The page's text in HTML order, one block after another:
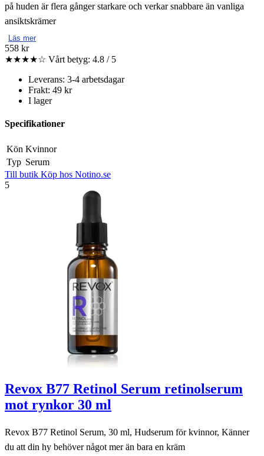
på huden är flera gånger starkare och verkar snabbare än vanliga
ansiktskrämer
Läs mer
558 kr
★★★★☆ Vårt betyg: 4.8 / 5
Leverans: 3-4 arbetsdagar
Frakt: 49 kr
I lager
Specifikationer
Kön Kvinnor
Typ Serum
Till butik Köp hos Notino.se
5
Revox B77 Retinol Serum retinolserum
mot rynkor 30 ml
Revox B77 Retinol Serum, 30 ml, Hudserum för kvinnor, Känner
du att din hy behöver något mer än bara en kräm